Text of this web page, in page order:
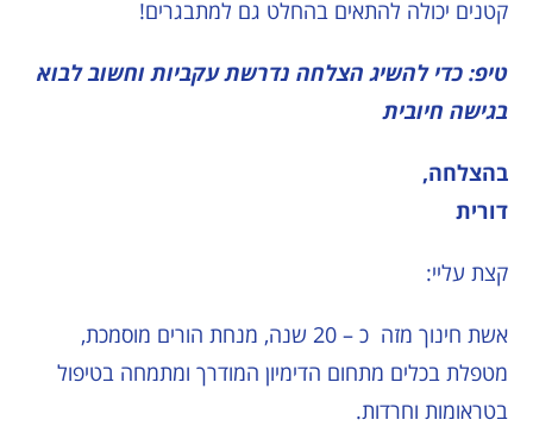
קטנים יכולה להתאים בהחלט גם למתבגרים!
טיפ: כדי להשיג הצלחה נדרשת עקביות וחשוב לבוא
בגישה חיובית
בהצלחה,
דורית
קצת עליי:
אשת חינוך מזה כ – 20 שנה, מנחת הורים מוסמכת,
מטפלת בכלים מתחום הדימיון המודרך ומתמחה בטיפול
בטראומות וחרדות.